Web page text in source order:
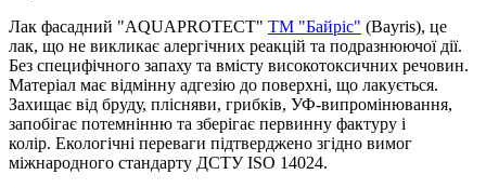
Лак фасадний "AQUAPROTECT" ТМ "Байріс" (Bayris), це
лак, що не викликає алергічних реакцій та подразнюючої дії.
Без специфічного запаху та вмісту високотоксичних речовин.
Матеріал має відмінну адгезію до поверхні, що лакується.
Захищає від бруду, плісняви, грибків, УФ-випромінювання,
запобігає потемнінню та зберігає первинну фактуру і
колір. Екологічні переваги підтверджено згідно вимог
міжнародного стандарту ДСТУ ISO 14024.